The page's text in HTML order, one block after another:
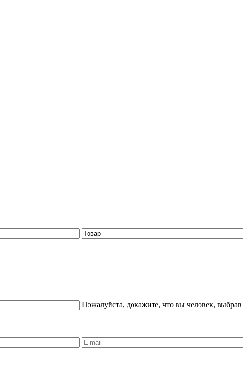
Пожалуйста, докажите, что вы человек, выбрав